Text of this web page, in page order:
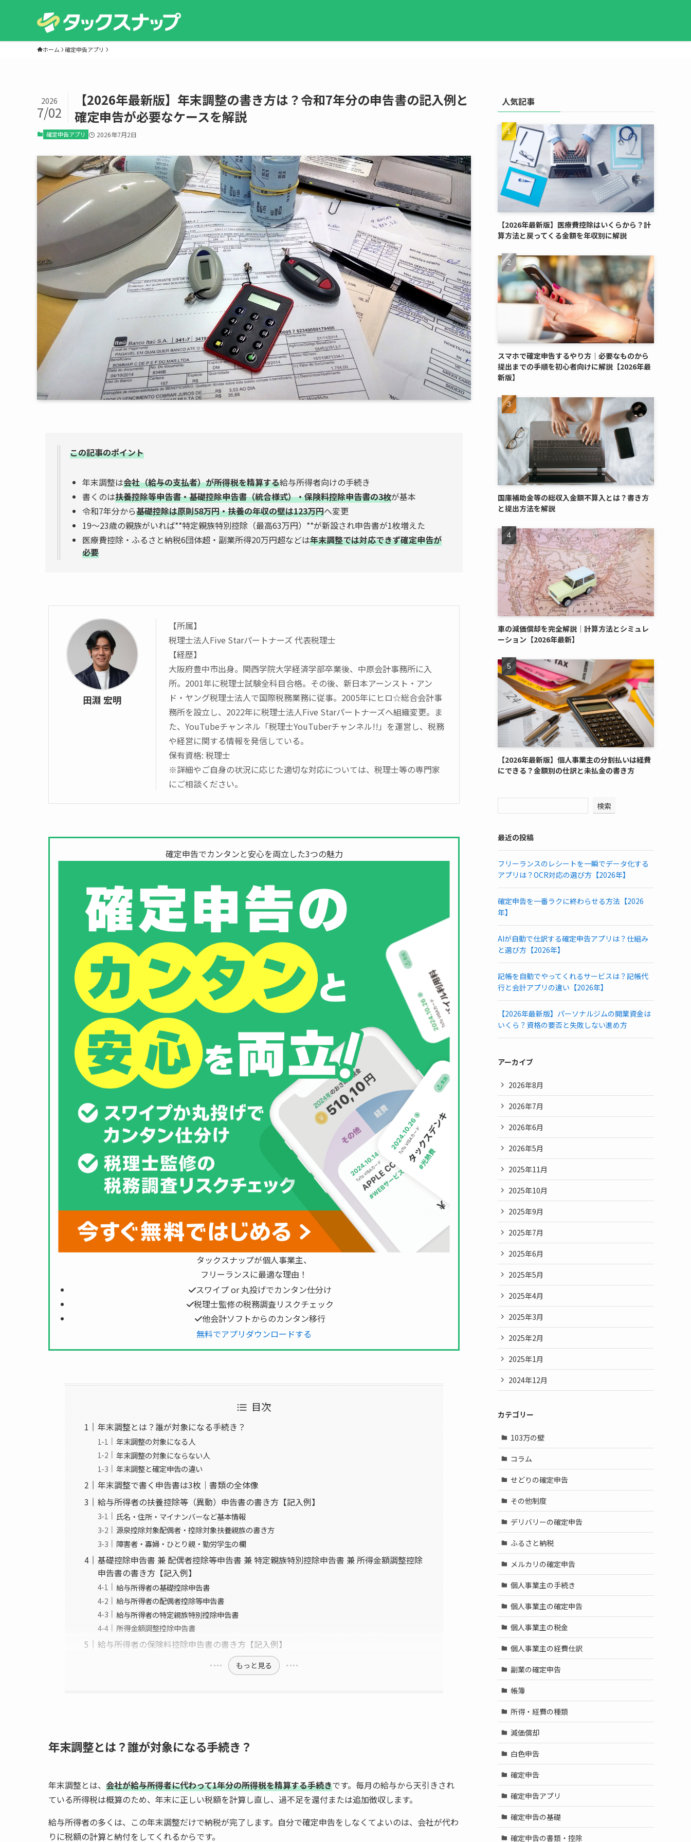
ホーム 確定申告アプリ
【2026年最新版】年末調整の書き方は？令和7年分の申告書の記入例と
確定申告が必要なケースを解説
2026
7/02
確定申告アプリ 2026年7月2日
この記事のポイント
年末調整は会社（給与の支払者）が所得税を精算する給与所得者向けの手続き
書くのは扶養控除等申告書・基礎控除申告書（統合様式）・保険料控除申告書の3枚が基本
令和7年分から基礎控除は原則58万円・扶養の年収の壁は123万円へ変更
19〜23歳の親族がいれば**特定親族特別控除（最高63万円）**が新設され申告書が1枚増えた
医療費控除・ふるさと納税6団体超・副業所得20万円超などは年末調整では対応できず確定申告が
必要
田淵 宏明
【所属】
税理士法人Five Starパートナーズ 代表税理士
【経歴】
大阪府豊中市出身。関西学院大学経済学部卒業後、中原会計事務所に入
所。2001年に税理士試験全科目合格。その後、新日本アーンスト・アン
ド・ヤング税理士法人で国際税務業務に従事。2005年にヒロ☆総合会計事
務所を設立し、2022年に税理士法人Five Starパートナーズへ組織変更。ま
た、YouTubeチャンネル「税理士YouTuberチャンネル!!」を運営し、税務
や経営に関する情報を発信している。
保有資格: 税理士
※詳細やご自身の状況に応じた適切な対応については、税理士等の専門家
にご相談ください。
確定申告でカンタンと安心を両立した3つの魅力
タックスナップが個人事業主、
フリーランスに最適な理由！
スワイプ or 丸投げでカンタン仕分け
税理士監修の税務調査リスクチェック
他会計ソフトからのカンタン移行
無料でアプリダウンロードする
目次
年末調整とは？誰が対象になる手続き？
年末調整の対象になる人
年末調整の対象にならない人
年末調整と確定申告の違い
年末調整で書く申告書は3枚｜書類の全体像
給与所得者の扶養控除等（異動）申告書の書き方【記入例】
氏名・住所・マイナンバーなど基本情報
源泉控除対象配偶者・控除対象扶養親族の書き方
障害者・寡婦・ひとり親・勤労学生の欄
基礎控除申告書 兼 配偶者控除等申告書 兼 特定親族特別控除申告書 兼 所得金額調整控除
申告書の書き方【記入例】
給与所得者の基礎控除申告書
給与所得者の配偶者控除等申告書
給与所得者の特定親族特別控除申告書
所得金額調整控除申告書
給与所得者の保険料控除申告書の書き方【記入例】
もっと見る
年末調整とは？誰が対象になる手続き？
年末調整とは、 会社が給与所得者に代わって1年分の所得税を精算する手続きです。毎月の給与から天引きされ
ている所得税は概算のため、年末に正しい税額を計算し直し、過不足を還付または追加徴収します。
給与所得者の多くは、この年末調整だけで納税が完了します。自分で確定申告をしなくてよいのは、会社が代わ
りに税額の計算と納付をしてくれるからです。
人気記事
【2026年最新版】医療費控除はいくらから？計
算方法と戻ってくる金額を年収別に解説
スマホで確定申告するやり方｜必要なものから
提出までの手順を初心者向けに解説【2026年最
新版】
国庫補助金等の総収入金額不算入とは？書き方
と提出方法を解説
車の減価償却を完全解説｜計算方法とシミュレ
ーション【2026年最新】
【2026年最新版】個人事業主の分割払いは経費
にできる？金額別の仕訳と未払金の書き方
検索
最近の投稿
フリーランスのレシートを一瞬でデータ化する
アプリは？OCR対応の選び方【2026年】
確定申告を一番ラクに終わらせる方法【2026
年】
AIが自動で仕訳する確定申告アプリは？仕組み
と選び方【2026年】
記帳を自動でやってくれるサービスは？記帳代
行と会計アプリの違い【2026年】
【2026年最新版】パーソナルジムの開業資金は
いくら？資格の要否と失敗しない進め方
アーカイブ
2026年8月
2026年7月
2026年6月
2026年5月
2025年11月
2025年10月
2025年9月
2025年7月
2025年6月
2025年5月
2025年4月
2025年3月
2025年2月
2025年1月
2024年12月
カテゴリー
103万の壁
コラム
せどりの確定申告
その他制度
デリバリーの確定申告
ふるさと納税
メルカリの確定申告
個人事業主の手続き
個人事業主の確定申告
個人事業主の税金
個人事業主の経費仕訳
副業の確定申告
帳簿
所得・経費の種類
減価償却
白色申告
確定申告
確定申告アプリ
確定申告の基礎
確定申告の書類・控除